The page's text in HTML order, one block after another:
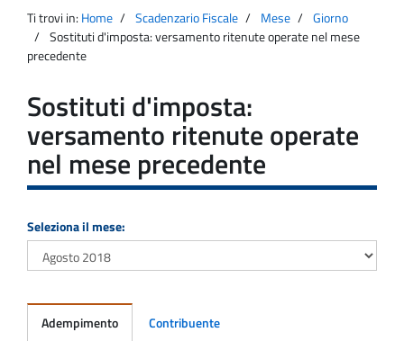
Agenzia
Entrate
principale
Ti trovi in: Home Scadenzario Fiscale Mese
Giorno
Sostituti d'imposta: versamento ritenute operate nel mese
precedente
Sostituti d'imposta:
versamento ritenute operate
nel mese precedente
Seleziona il mese:
Adempimento Contribuente